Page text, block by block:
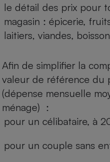
le détail des prix pour
magasin : épicerie,
laitiers, viandes,
Afin de simplifier la
valeur de référence du
(dépense mensuelle
ménage) :
pour un célibataire, à
pour un couple sans